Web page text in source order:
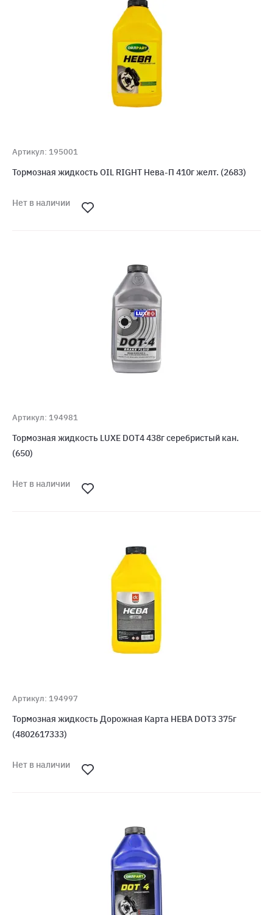
Артикул: 195001
Тормозная жидкость OIL RIGHT Нева-П 410г желт. (2683)
Нет в наличии
Артикул: 194981
Тормозная жидкость LUXE DOT4 438г серебристый кан.
(650)
Нет в наличии
Артикул: 194997
Тормозная жидкость Дорожная Карта НЕВА DOT3 375г
(4802617333)
Нет в наличии